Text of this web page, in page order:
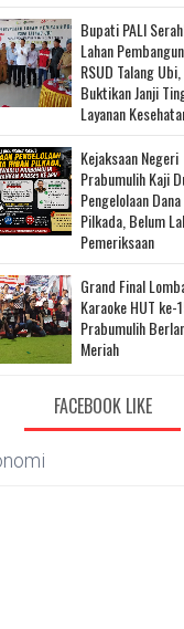
Bupati PALI
Lahan
RSUD Talang Ubi,
Buktikan Janji
Layanan
Kejaksaan Negeri
Prabumulih Kaji
Pengelolaan
Pilkada, Belum
Pemeriksaan
Grand Final
Karaoke HUT ke-
Prabumulih
Meriah
FACEBOOK LIKE